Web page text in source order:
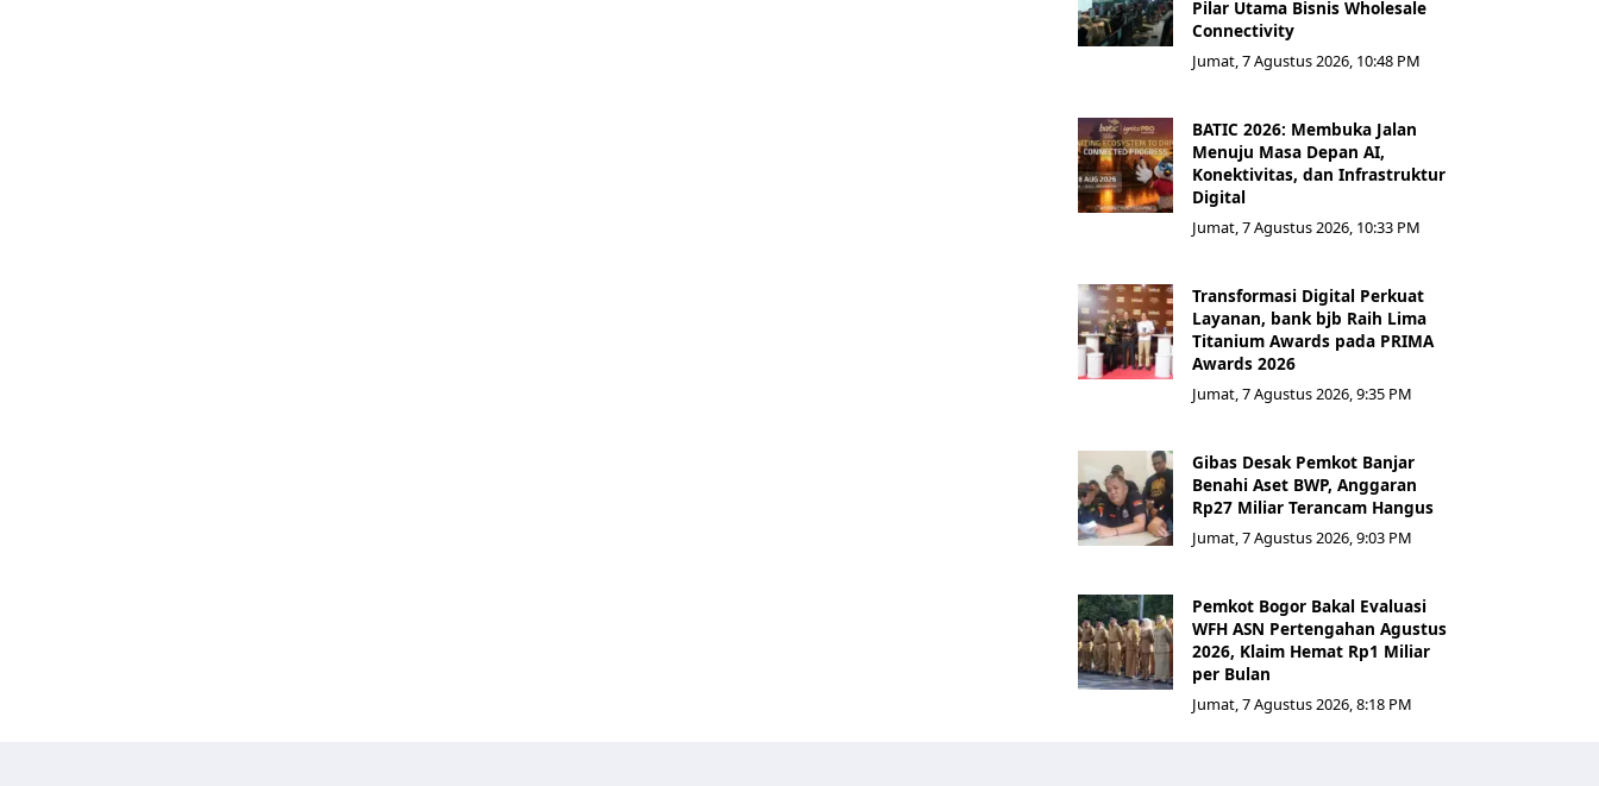
Pilar Utama Bisnis Wholesale
Connectivity
Jumat, 7 Agustus 2026, 10:48 PM
BATIC 2026: Membuka Jalan
Menuju Masa Depan AI,
Konektivitas, dan Infrastruktur
Digital
Jumat, 7 Agustus 2026, 10:33 PM
Transformasi Digital Perkuat
Layanan, bank bjb Raih Lima
Titanium Awards pada PRIMA
Awards 2026
Jumat, 7 Agustus 2026, 9:35 PM
Gibas Desak Pemkot Banjar
Benahi Aset BWP, Anggaran
Rp27 Miliar Terancam Hangus
Jumat, 7 Agustus 2026, 9:03 PM
Pemkot Bogor Bakal Evaluasi
WFH ASN Pertengahan Agustus
2026, Klaim Hemat Rp1 Miliar
per Bulan
Jumat, 7 Agustus 2026, 8:18 PM